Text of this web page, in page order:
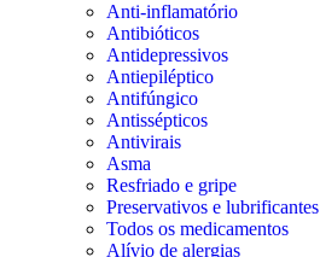
Anti-inflamatório
Antibióticos
Antidepressivos
Antiepiléptico
Antifúngico
Antissépticos
Antivirais
Asma
Resfriado e gripe
Preservativos e lubrificantes
Todos os medicamentos
Alívio de alergias